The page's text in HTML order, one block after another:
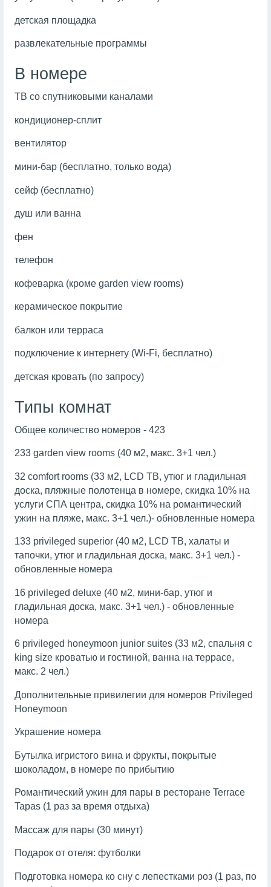
детская площадка
развлекательные программы
В номере
ТВ со спутниковыми каналами
кондиционер-сплит
вентилятор
мини-бар (бесплатно, только вода)
сейф (бесплатно)
душ или ванна
фен
телефон
кофеварка (кроме garden view rooms)
керамическое покрытие
балкон или терраса
подключение к интернету (Wi-Fi, бесплатно)
детская кровать (по запросу)
Типы комнат
Общее количество номеров - 423
233 garden view rooms (40 м2, макс. 3+1 чел.)
32 comfort rooms (33 м2, LCD ТВ, утюг и гладильная
доска, пляжные полотенца в номере, скидка 10% на
услуги СПА центра, скидка 10% на романтический
ужин на пляже, макс. 3+1 чел.)- обновленные номера
133 privileged superior (40 м2, LCD ТВ, халаты и
тапочки, утюг и гладильная доска, макс. 3+1 чел.) -
обновленные номера
16 privileged deluxe (40 м2, мини-бар, утюг и
гладильная доска, макс. 3+1 чел.) - обновленные
номера
6 privileged honeymoon junior suites (33 м2, спальня с
king size кроватью и гостиной, ванна на террасе,
макс. 2 чел.)
Дополнительные привилегии для номеров Privileged
Honeymoon
Украшение номера
Бутылка игристого вина и фрукты, покрытые
шоколадом, в номере по прибытию
Романтический ужин для пары в ресторане Terrace
Tapas (1 раз за время отдыха)
Массаж для пары (30 минут)
Подарок от отеля: футболки
Подготовка номера ко сну с лепестками роз (1 раз, по